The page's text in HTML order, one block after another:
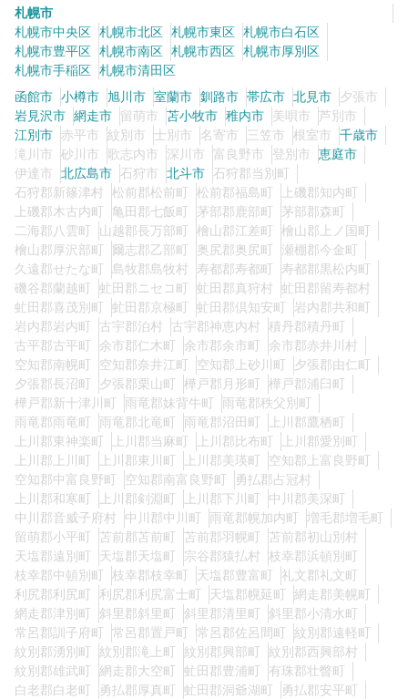
札幌市
札幌市中央区 札幌市北区 札幌市東区 札幌市白石区
札幌市豊平区 札幌市南区 札幌市西区 札幌市厚別区
札幌市手稲区 札幌市清田区
函館市 小樽市 旭川市 室蘭市 釧路市 帯広市 北見市
夕張市
岩見沢市 網走市 留萌市 苫小牧市 稚内市 美唄市
芦別市
江別市
赤平市 紋別市 士別市 名寄市 三笠市 根室市
千歳市
滝川市
砂川市 歌志内市 深川市 富良野市 登別市
恵庭市
伊達市
北広島市 石狩市 北斗市
石狩郡当別町
石狩郡新篠津村
松前郡松前町 松前郡福島町
上磯郡知内町
上磯郡木古内町
亀田郡七飯町 茅部郡鹿部町
茅部郡森町
二海郡八雲町
山越郡長万部町 檜山郡江差町
檜山郡上ノ国町
檜山郡厚沢部町
爾志郡乙部町 奥尻郡奥尻町
瀬棚郡今金町
久遠郡せたな町
島牧郡島牧村 寿都郡寿都町
寿都郡黒松内町
磯谷郡蘭越町
虻田郡ニセコ町 虻田郡真狩村
虻田郡留寿都村
虻田郡喜茂別町
虻田郡京極町 虻田郡倶知安町
岩内郡共和町
岩内郡岩内町
古宇郡泊村 古宇郡神恵内村
積丹郡積丹町
古平郡古平町
余市郡仁木町 余市郡余市町
余市郡赤井川村
空知郡南幌町
空知郡奈井江町 空知郡上砂川町
夕張郡由仁町
夕張郡長沼町
夕張郡栗山町 樺戸郡月形町
樺戸郡浦臼町
樺戸郡新十津川町
雨竜郡妹背牛町
雨竜郡秩父別町
雨竜郡雨竜町
雨竜郡北竜町 雨竜郡沼田町
上川郡鷹栖町
上川郡東神楽町
上川郡当麻町 上川郡比布町
上川郡愛別町
上川郡上川町
上川郡東川町 上川郡美瑛町
空知郡上富良野町
空知郡中富良野町
空知郡南富良野町
勇払郡占冠村
上川郡和寒町
上川郡剣淵町 上川郡下川町
中川郡美深町
中川郡音威子府村
中川郡中川町 雨竜郡幌加内町
増毛郡増毛町
留萌郡小平町
苫前郡苫前町 苫前郡羽幌町
苫前郡初山別村
天塩郡遠別町
天塩郡天塩町 宗谷郡猿払村
枝幸郡浜頓別町
枝幸郡中頓別町
枝幸郡枝幸町 天塩郡豊富町
礼文郡礼文町
利尻郡利尻町
利尻郡利尻富士町 天塩郡幌延町
網走郡美幌町
網走郡津別町
斜里郡斜里町 斜里郡清里町
斜里郡小清水町
常呂郡訓子府町
常呂郡置戸町 常呂郡佐呂間町
紋別郡遠軽町
紋別郡湧別町
紋別郡滝上町 紋別郡興部町
紋別郡西興部村
紋別郡雄武町
網走郡大空町 虻田郡豊浦町
有珠郡壮瞥町
白老郡白老町
勇払郡厚真町 虻田郡洞爺湖町
勇払郡安平町